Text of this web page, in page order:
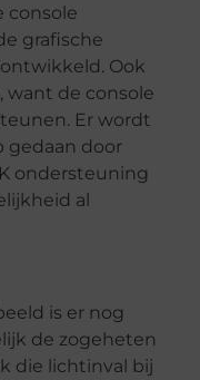
console
grafische
Ook
want de console
Er wordt
gedaan door
ondersteuning
al
is er nog
de zogeheten
die lichtinval bij